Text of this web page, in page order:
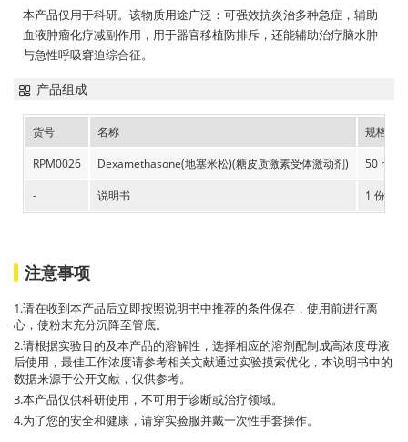
本产品仅用于科研。该物质用途广泛：可强效抗炎治多种急症，辅助
血液肿瘤化疗减副作用，用于器官移植防排斥，还能辅助治疗脑水肿
与急性呼吸窘迫综合征。
产品组成
货号 名称 规格
RPM0026 Dexamethasone(地塞米松)(糖皮质激素受体激动剂) 50 mg
- 说明书 1 份
注意事项
1.请在收到本产品后立即按照说明书中推荐的条件保存，使用前进行离
心，使粉末充分沉降至管底。
2.请根据实验目的及本产品的溶解性，选择相应的溶剂配制成高浓度母液
后使用，最佳工作浓度请参考相关文献通过实验摸索优化，本说明书中的
数据来源于公开文献，仅供参考。
3.本产品仅供科研使用，不可用于诊断或治疗领域。
4.为了您的安全和健康，请穿实验服并戴一次性手套操作。